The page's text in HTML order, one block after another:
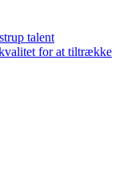
talent
for at tiltrække